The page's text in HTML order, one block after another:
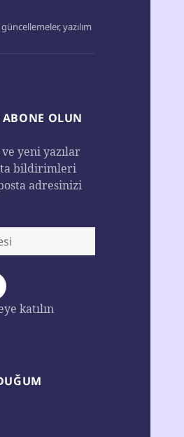
güncellemeler, yazılım
ABONE OLUN
yeni yazılar
bildirimleri
adresinizi
katılın